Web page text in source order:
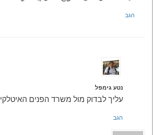
הגב
נטע גימפל
עליך לבדוק מול משרד הפנים האיטלקי
הגב